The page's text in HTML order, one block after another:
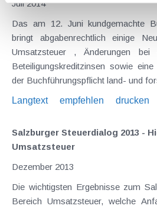
Juli 2014
Das am 12. Juni kundgemachte
bringt abgabenrechtlich einige
Umsatzsteuer , Änderungen bei
Beteiligungskreditzinsen sowie eine angepasste Grenze bei
der Buchführungspflicht land- und
Langtext
empfehlen drucken
Salzburger Steuerdialog 2013 -
Umsatzsteuer
Dezember 2013
Die wichtigsten Ergebnisse zum
Bereich Umsatzsteuer, welche Anfang Oktober